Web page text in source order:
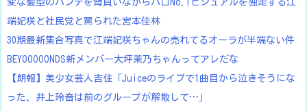
変な髪型のハンデを背負いながらハロNo.1ビジュアルを独走する江
端妃咲と社民党と罵られた宮本佳林
30期最新集合写真で江端妃咲ちゃんの売れてるオーラが半端ない件
BEYOOOOONDS新メンバー大坪茉乃ちゃんってアレだな
【朗報】美少女芸人吉住「Juiceのライブで1曲目から泣きそうにな
った、井上玲音は前のグループが解散して…」